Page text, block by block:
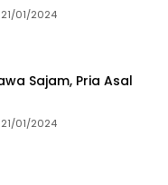
21/01/2024
Sajam, Pria Asal
21/01/2024